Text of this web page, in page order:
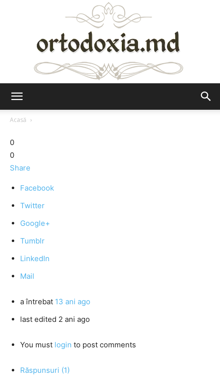
Acasă
0
0
Share
Facebook
Twitter
Google+
Tumblr
LinkedIn
Mail
a întrebat 13 ani ago
last edited 2 ani ago
You must login to post comments
Răspunsuri (1)